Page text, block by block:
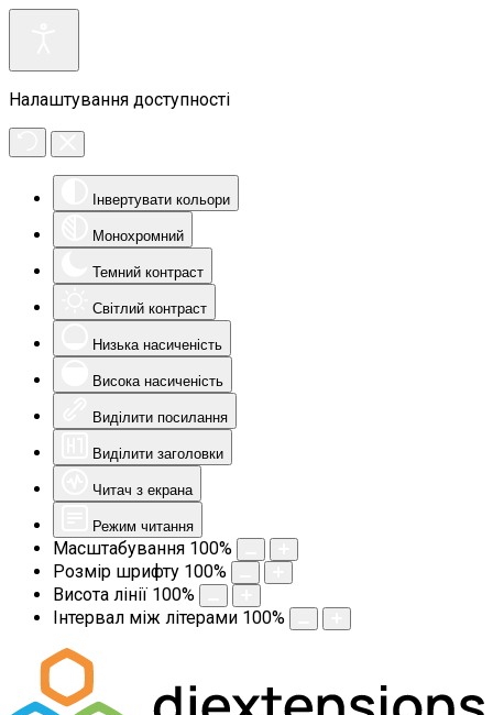
Налаштування доступності
Інвертувати кольори
Монохромний
Темний контраст
Світлий контраст
Низька насиченість
Висока насиченість
Виділити посилання
Виділити заголовки
Читач з екрана
Режим читання
Масштабування 100%
Розмір шрифту 100%
Висота лінії 100%
Інтервал між літерами 100%